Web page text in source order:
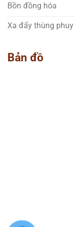
Bồn đồng hóa
Xa đẩy thùng phuy
Bản đồ